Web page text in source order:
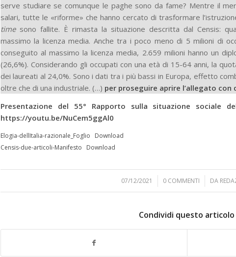
serve studiare se comunque le paghe sono da fame? Mentre il
salari, tutte le «riforme» che hanno cercato di trasformare
timesono fallite. È rimasta la situazione descritta dal Censis:
massimo la licenza media. Anche tra i poco meno di 5 milioni di
conseguito al massimo la licenza media, 2.659 milioni hanno un
(26,6%). Considerando gli occupati con una età di 15-64 anni, la
dei laureati al 24,0%. Sono i dati tra i più bassi in Europa, effetto
oltre che di una industriale. (…) per proseguire aprire l’allegato con
Presentazione del 55° Rapporto sulla situazione sociale
https://youtu.be/NuCem5ggAl0
Elogia-dellItalia-razionale_Foglio
Download
Censis-due-articoli-Manifesto
Download
07/12/2021
/ 0 COMMENTI
/ DA
Condividi questo articolo